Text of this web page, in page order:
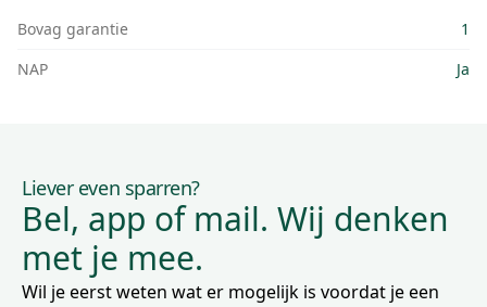
Bovag garantie
1
NAP
Ja
Liever even sparren?
Bel, app of mail. Wij denken
met je mee.
Wil je eerst weten wat er mogelijk is voordat je een